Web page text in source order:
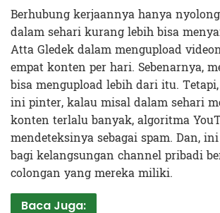
Berhubung kerjaannya hanya
dalam sehari kurang lebih bisa
Atta Gledek dalam mengupload
empat konten per hari. Sebenarnya,
bisa mengupload lebih dari itu.
ini pinter, kalau misal dalam sehari
konten terlalu banyak, algoritma
mendeteksinya sebagai spam. Dan,
bagi kelangsungan channel pribadi
colongan yang mereka miliki.
Baca Juga: